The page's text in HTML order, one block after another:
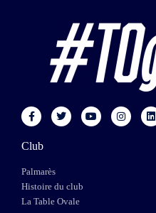
Club
Palmarès
Histoire du club
La Table Ovale